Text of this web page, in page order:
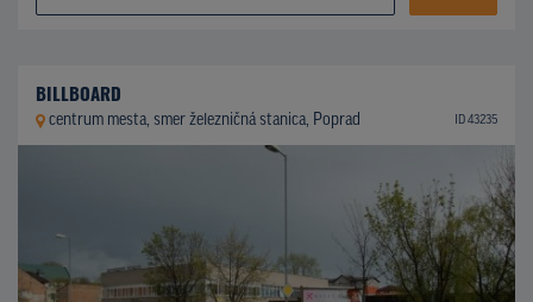
BILLBOARD
centrum mesta, smer železničná stanica, Poprad ID 43235